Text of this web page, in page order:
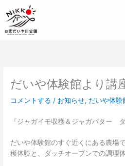
容
だいや体験館より講
コメントする / お知らせ, だいや体験
『ジャガイモ収穫＆ジャガバター
だいや体験館のすぐ近くにある農場
穫体験と、ダッチオーブンでの調理